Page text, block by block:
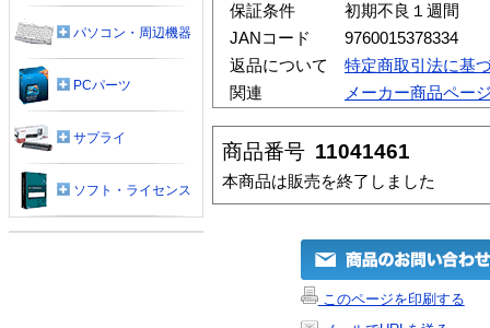
保証条件
初期不良１週間
JANコード
9760015378334
返品について
特定商取引法に基
関連
メーカー商品ペー
商品番号 11041461
本商品は販売を終了しました
このページを印刷する
パソコン・周辺機器
PCパーツ
サプライ
ソフト・ライセンス